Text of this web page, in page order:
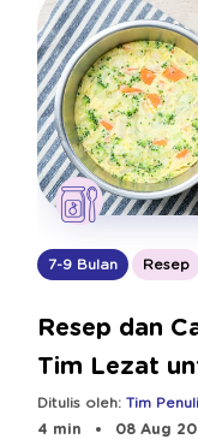
7-9 Bulan Resep
Resep dan
Tim Lezat
Ditulis oleh: Tim
4 min
08 Aug